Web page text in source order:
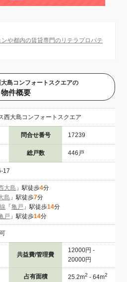
や都内の賃貸専門のリテラプロパテ
島コンフォートスクエアの
物件概要
西大島コンフォートスクエア
問合せ番号 17239
総戸数 446戸
17
大島 」駅徒歩4分
島 」駅徒歩7分
「 亀戸 」駅徒歩14分
戸 」駅徒歩14分
共益費/管理費
12000円 -
20000円
占有面積 25.2m2 - 64m2